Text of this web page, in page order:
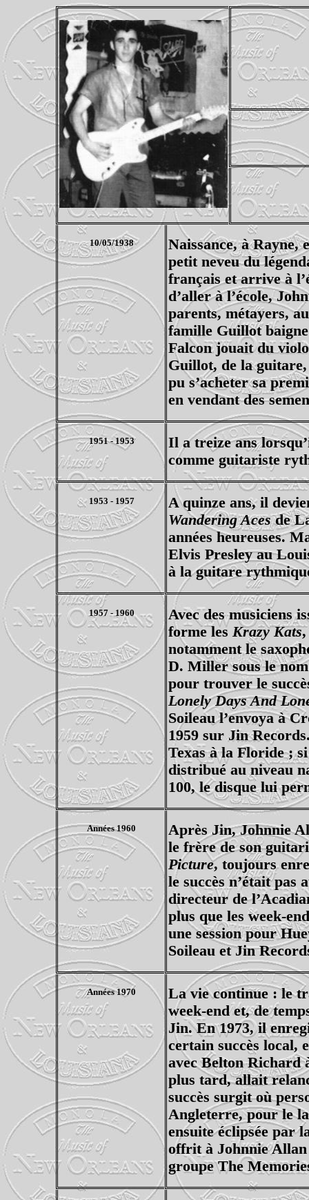
10/05/1938
Naissance, à
petit neveu du
français et arrive à
d’aller à l’école,
parents, métayers,
famille Guillot
Falcon jouait du
Guillot, de la
pu s’acheter sa
en vendant des
1951 - 1953
Il a treize ans
comme guitariste
1953 - 1957
A quinze ans, il
Wandering Acesde
années heureuses.
Elvis Presley au
à la guitare
1957 - 1960
Avec des musiciens
forme les Krazy Kats,
notamment le
D. Miller sous le
pour trouver le
Lonely Days And
Soileau l’envoya à
1959 sur Jin
Texas à la Floride ;
distribué au niveau
100, le disque lui
Années 1960
Après Jin, Johnnie
le frère de son
Picture, toujours
le succès n’était pas
directeur de
plus que les week-
une session pour
Soileau et Jin
Années 1970
La vie continue : le
week-end et, de
Jin. En 1973, il
certain succès local,
avec Belton Richard
plus tard, allait
succès surgit où
Angleterre, pour le
ensuite éclipsée par
offrit à Johnnie Allan
groupe The